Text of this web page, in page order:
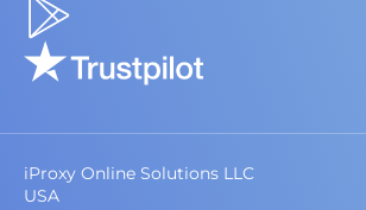
iProxy Online Solutions LLC
USA